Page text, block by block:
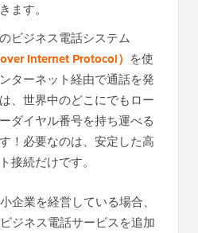
ます。
ビジネス電話システム
Internet Protocol） を使
ターネット経由で通話を発
、世界中のどこにでもロー
ダイヤル番号を持ち運べる
！必要なのは、安定した高
接続だけです。
企業を経営している場合、
ジネス電話サービスを追加